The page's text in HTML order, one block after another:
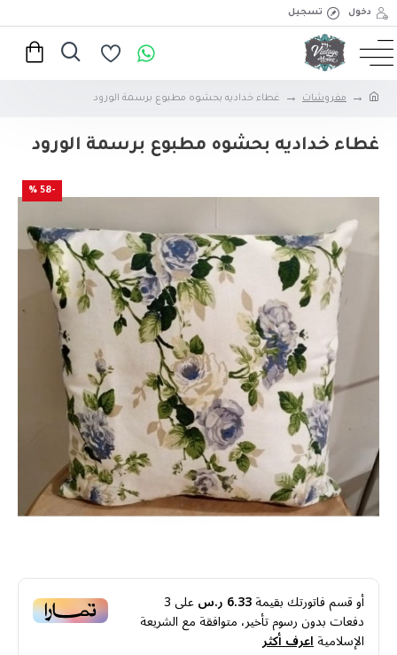
دخول تسجيل
مفروشات غطاء خداديه بحشوه مطبوع برسمة الورود
غطاء خداديه بحشوه مطبوع برسمة الورود
-58 %
أو قسم فاتورتك بقيمة6.33 ر.س على3
دفعات بدون رسوم تأخير، متوافقة مع الشريعة
الإسلاميةاعرف أكثر